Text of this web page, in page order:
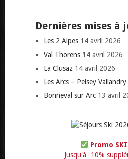
Dernières mises à
Les 2 Alpes 14 avril 2026
Val Thorens 14 avril 2026
La Clusaz 14 avril 2026
Les Arcs – Peisey Vallandry
Bonneval sur Arc 13 avril
Promo
Jusqu'à -10%